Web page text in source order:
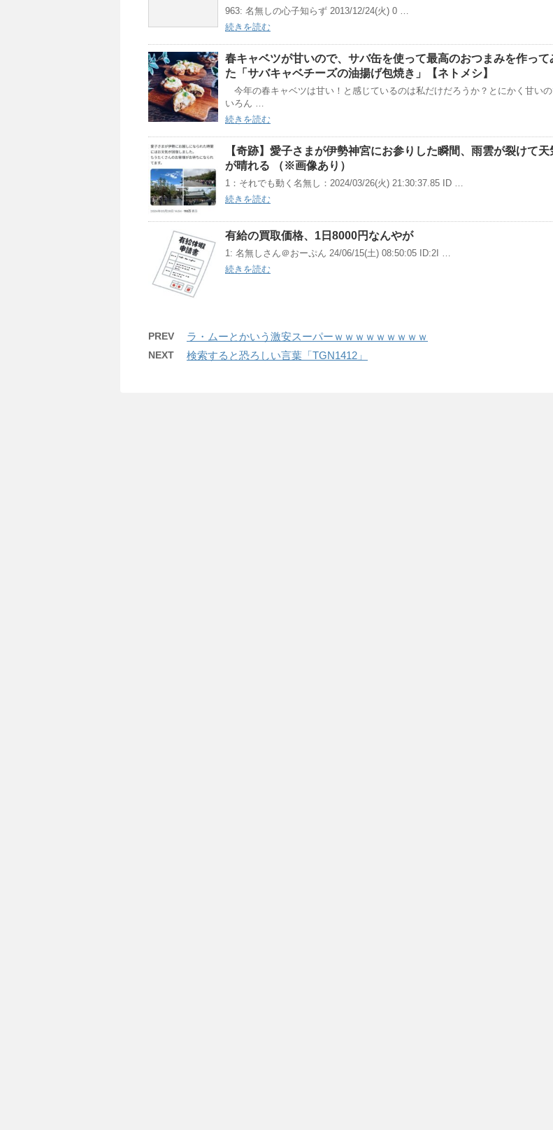
963: 名無しの心子知らず 2013/12/24(火) 0 …
続きを読む
春キャベツが甘いので、サバ缶を使って最高のおつまみを作って
た「サバキャベチーズの油揚げ包焼き」【ネトメシ】
今年の春キャベツは甘い！と感じているのは私だけだろうか？とにかく甘い
いろん …
続きを読む
【奇跡】愛子さまが伊勢神宮にお参りした瞬間、雨雲が裂けて天
が晴れる （※画像あり）
1：それでも動く名無し：2024/03/26(火) 21:30:37.85 ID …
続きを読む
有給の買取価格、1日8000円なんやが
1: 名無しさん＠おーぷん 24/06/15(土) 08:50:05 ID:2I …
続きを読む
PREV ラ・ムーとかいう激安スーパーｗｗｗｗｗｗｗｗｗ
NEXT 検索すると恐ろしい言葉「TGN1412」